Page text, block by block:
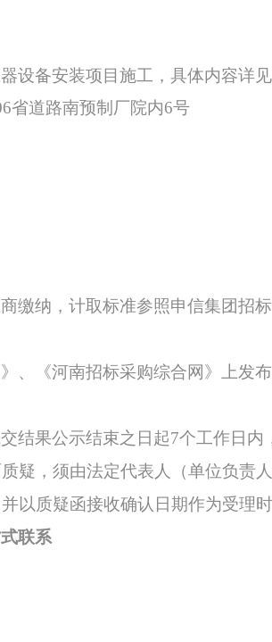
设备安装项目施工，具体内容详
省道路南预制厂院内6号
缴纳，计取标准参照申信集团招
、《河南招标采购综合网》 上发布
结果公示结束之日起7个工作日内
疑，须由法定代表人（单位负责
以质疑函接收确认日期作为受理
联系